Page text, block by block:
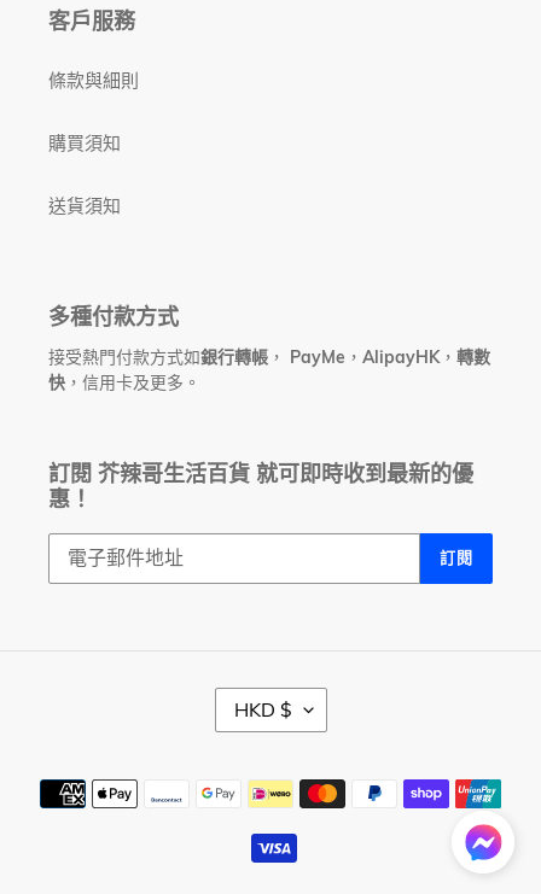
客戶服務
條款與細則
購買須知
送貨須知
多種付款方式
接受熱門付款方式如銀行轉帳 ， PayMe ， AlipayHK ， 轉數
快 ，信用卡及更多。
訂閱 芥辣哥生活百貨 就可即時收到最新的優
惠！
訂閱
幣
別
HKD $
付
款
方
式